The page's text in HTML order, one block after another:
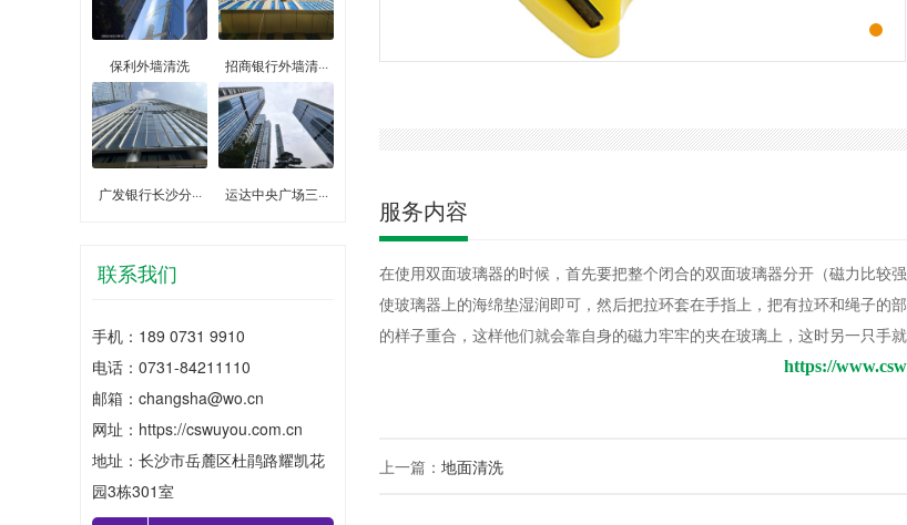
保利外墙清洗 招商银行外墙清···
广发银行长沙分··· 运达中央广场三···
联系我们
手机：189 0731 9910
电话：0731-84211110
邮箱：changsha@wo.cn
网址： https://cswuyou.com.cn
地址：长沙市岳麓区杜鹃路耀凯花
园3栋301室
服务内容
在使用双面玻璃器的时候，首先要把整个闭合的双面玻璃器分开（磁力比较
使玻璃器上的海绵垫湿润即可，然后把拉环套在手指上，把有拉环和绳子
的样子重合，这样他们就会靠自身的磁力牢牢的夹在玻璃上，这时另一只手
https://
上一篇： 地面清洗